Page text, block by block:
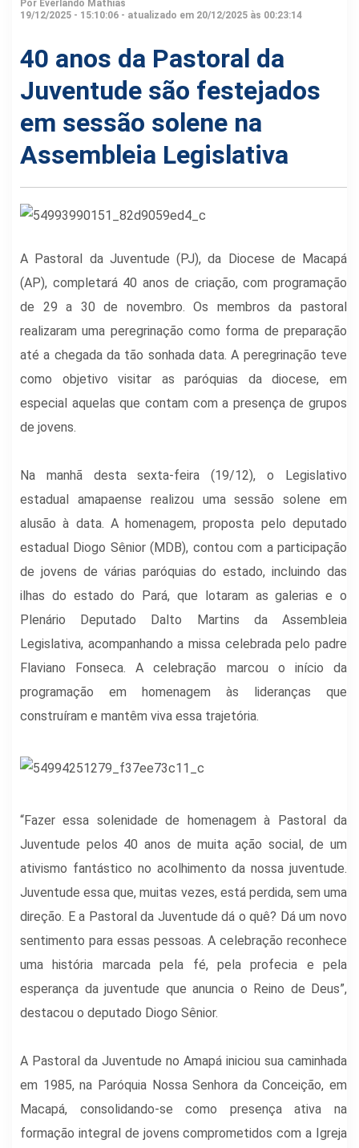
Por Everlando Mathias
19/12/2025 - 15:10:06 - atualizado em 20/12/2025 às 00:23:14
40 anos da Pastoral da
Juventude são festejados
em sessão solene na
Assembleia Legislativa
A Pastoral da Juventude (PJ), da Diocese de Macapá
(AP), completará 40 anos de criação, com programação
de 29 a 30 de novembro. Os membros da pastoral
realizaram uma peregrinação como forma de preparação
até a chegada da tão sonhada data. A peregrinação teve
como objetivo visitar as paróquias da diocese, em
especial aquelas que contam com a presença de grupos
de jovens.
Na manhã desta sexta-feira (19/12), o Legislativo
estadual amapaense realizou uma sessão solene em
alusão à data. A homenagem, proposta pelo deputado
estadual Diogo Sênior (MDB), contou com a participação
de jovens de várias paróquias do estado, incluindo das
ilhas do estado do Pará, que lotaram as galerias e o
Plenário Deputado Dalto Martins da Assembleia
Legislativa, acompanhando a missa celebrada pelo padre
Flaviano Fonseca. A celebração marcou o início da
programação em homenagem às lideranças que
construíram e mantêm viva essa trajetória.
“Fazer essa solenidade de homenagem à Pastoral da
Juventude pelos 40 anos de muita ação social, de um
ativismo fantástico no acolhimento da nossa juventude.
Juventude essa que, muitas vezes, está perdida, sem uma
direção. E a Pastoral da Juventude dá o quê? Dá um novo
sentimento para essas pessoas. A celebração reconhece
uma história marcada pela fé, pela profecia e pela
esperança da juventude que anuncia o Reino de Deus”,
destacou o deputado Diogo Sênior.
A Pastoral da Juventude no Amapá iniciou sua caminhada
em 1985, na Paróquia Nossa Senhora da Conceição, em
Macapá, consolidando-se como presença ativa na
formação integral de jovens comprometidos com a Igreja